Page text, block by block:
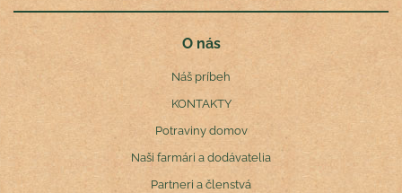
O nás
Náš príbeh
KONTAKTY
Potraviny domov
Naši farmári a dodávatelia
Partneri a členstvá